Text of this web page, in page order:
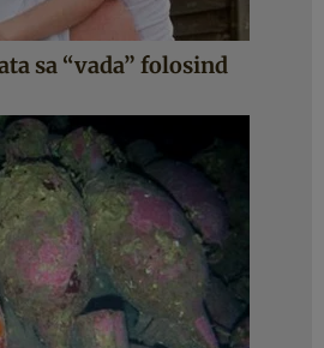
sa “vada” folosind